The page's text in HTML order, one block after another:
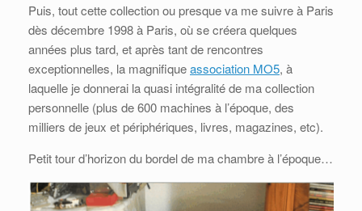
Puis, tout cette collection ou presque va me suivre à Paris
dès décembre 1998 à Paris, où se créera quelques
années plus tard, et après tant de rencontres
exceptionnelles, la magnifiqueassociation MO5, à
laquelle je donnerai la quasi intégralité de ma collection
personnelle (plus de 600 machines à l’époque, des
milliers de jeux et périphériques, livres, magazines, etc).
Petit tour d’horizon du bordel de ma chambre à l’époque…